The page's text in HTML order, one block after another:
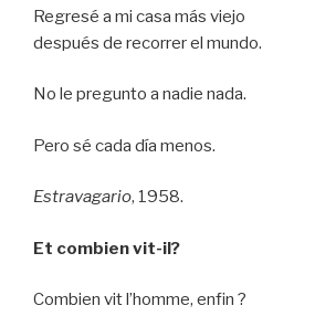
Regresé a mi casa más viejo
después de recorrer el mundo.
No le pregunto a nadie nada.
Pero sé cada día menos.
Estravagario, 1958.
Et combien vit-il?
Combien vit l’homme, enfin ?